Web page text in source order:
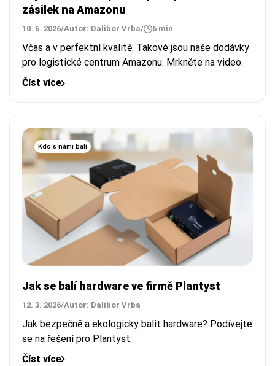
zásilek na Amazonu
10. 6. 2026/Autor: Dalibor Vrba/ 6 min
Včas a v perfektní kvalitě. Takové jsou naše dodávky
pro logistické centrum Amazonu. Mrkněte na video.
Číst více
Kdo s námi balí
Jak se balí hardware ve firmě Plantyst
12. 3. 2026/Autor: Dalibor Vrba
Jak bezpečně a ekologicky balit hardware? Podívejte
se na řešení pro Plantyst.
Číst více